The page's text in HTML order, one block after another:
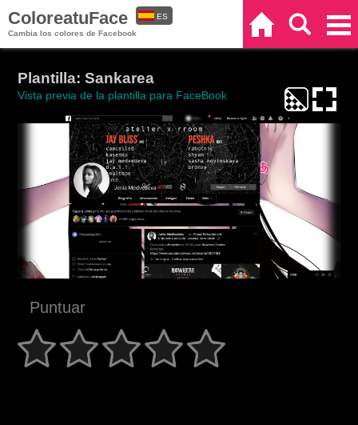
ColoreatuFace
Cambia los colores de Facebook
ES
Plantilla: Sankarea
Vista previa de la plantilla para FaceBook
Puntuar